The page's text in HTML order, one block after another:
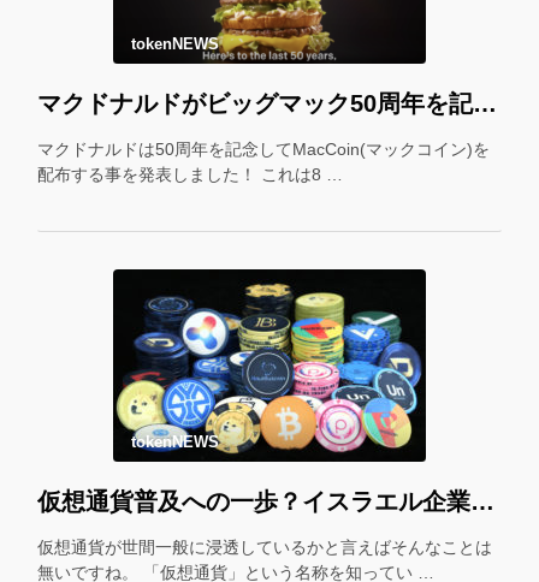
tokenNEWS
マクドナルドがビッグマック50周年を記念して「マックコイン」を配布！＊
マクドナルドは50周年を記念してMacCoin(マックコイン)を
配布する事を発表しました！ これは8 …
tokenNEWS
仮想通貨普及への一歩？イスラエル企業が仮想通貨をギフトカード化！
仮想通貨が世間一般に浸透しているかと言えばそんなことは
無いですね。 「仮想通貨」という名称を知ってい …